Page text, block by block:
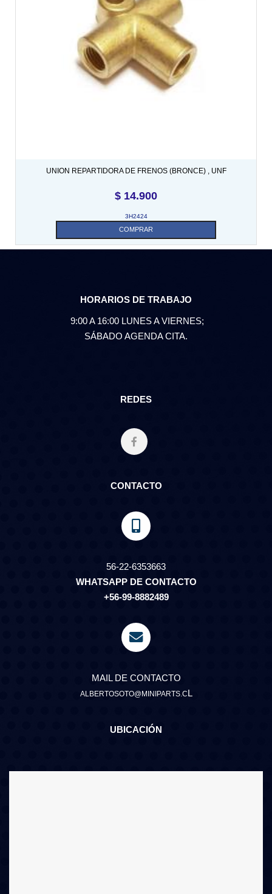
UNION REPARTIDORA DE FRENOS (BRONCE) , UNF
$ 14.900
3H2424
COMPRAR
HORARIOS DE TRABAJO
9:00 A 16:00 LUNES A VIERNES;
SÁBADO AGENDA CITA.
REDES
CONTACTO
56-22-6353663
WHATSAPP DE CONTACTO
+56-99-8882489
MAIL DE CONTACTO
ALBERTOSOTO@MINIPARTS.CL
UBICACIÓN